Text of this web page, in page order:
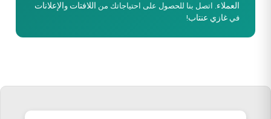
العملاء. اتصل بنا للحصول على احتياجاتك من اللافتات والإعلانات
في غازي عنتاب!